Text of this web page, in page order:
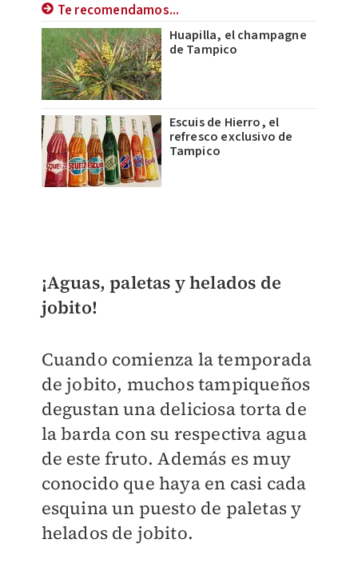
Te recomendamos...
Huapilla, el champagne
de Tampico
Escuis de Hierro, el
refresco exclusivo de
Tampico
¡Aguas, paletas y helados de
jobito!
Cuando comienza la temporada
de jobito, muchos tampiqueños
degustan una deliciosa torta de
la barda con su respectiva agua
de este fruto. Además es muy
conocido que haya en casi cada
esquina un puesto de paletas y
helados de jobito.